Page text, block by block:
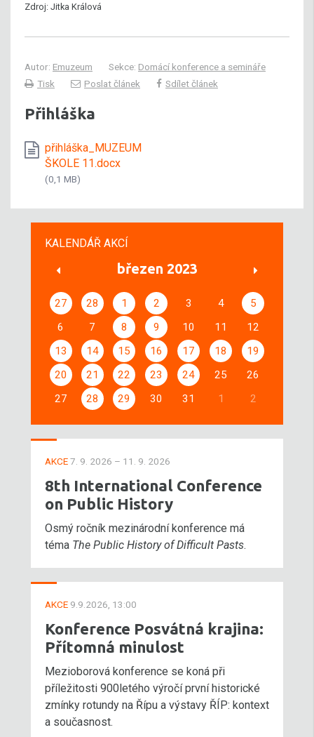
Zdroj: Jitka Králová
Autor: Emuzeum Sekce: Domácí konference a semináře
Tisk
Poslat článek Sdílet článek
Přihláška
přihláška_MUZEUM
ŠKOLE 11.docx
(0,1 MB)
KALENDÁŘ AKCÍ
březen 2023
27 28 1 2 3 4
5
6
7 8 9 10 11
12
13
14 15 16 17 18
19
20
21 22 23 24 25
26
27
28 29 30 31 1 2
AKCE7. 9. 2026 – 11. 9. 2026
8th International Conference
on Public History
Osmý ročník mezinárodní konference má
téma The Public History of Difficult Pasts.
AKCE 9.9.2026, 13:00
Konference Posvátná krajina:
Přítomná minulost
Mezioborová konference se koná při
příležitosti 900letého výročí první historické
zmínky rotundy na Řípu a výstavy ŘÍP: kontext
a současnost.